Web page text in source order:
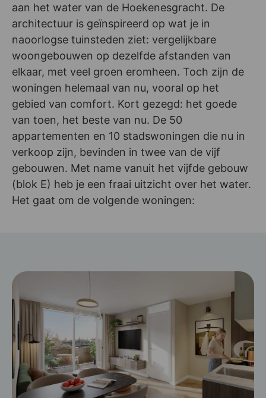
aan het water van de Hoekenesgracht. De
architectuur is geïnspireerd op wat je in
naoorlogse tuinsteden ziet: vergelijkbare
woongebouwen op dezelfde afstanden van
elkaar, met veel groen eromheen. Toch zijn de
woningen helemaal van nu, vooral op het
gebied van comfort. Kort gezegd: het goede
van toen, het beste van nu. De 50
appartementen en 10 stadswoningen die nu in
verkoop zijn, bevinden in twee van de vijf
gebouwen. Met name vanuit het vijfde gebouw
(blok E) heb je een fraai uitzicht over het water.
Het gaat om de volgende woningen: